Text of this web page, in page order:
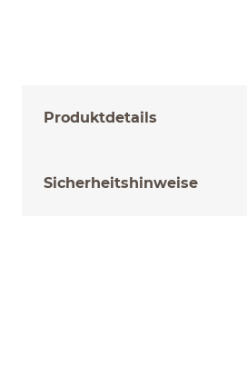
Produktdetails
Sicherheitshinweise